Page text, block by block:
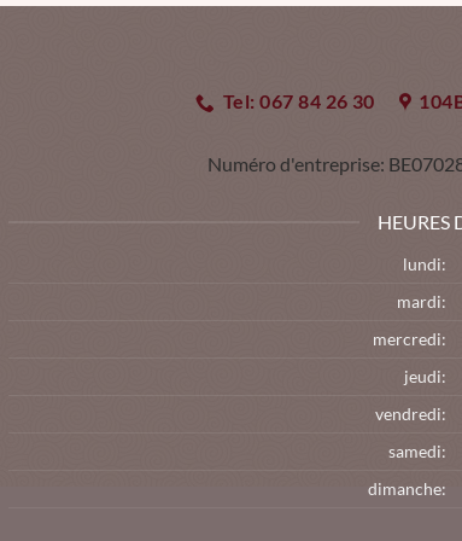
Tel: 067 84 26 30
Numéro d'entreprise:
HEURES
lundi:
mardi:
mercredi:
jeudi:
vendredi:
samedi:
dimanche: